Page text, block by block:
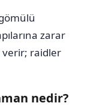
zarar
verir; raidler
nedir?